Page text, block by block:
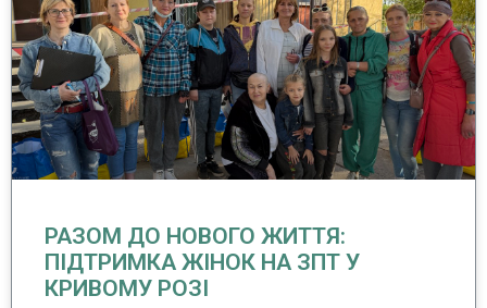
РАЗОМ ДО НОВОГО ЖИТТЯ:
ПІДТРИМКА ЖІНОК НА ЗПТ У
КРИВОМУ РОЗІ